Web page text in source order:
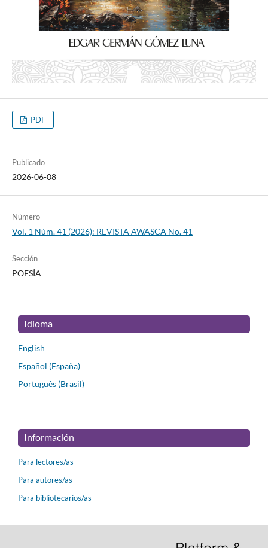
PDF
Publicado
2026-06-08
Número
Vol. 1 Núm. 41 (2026): REVISTA AWASCA No. 41
Sección
POESÍA
Idioma
English
Español (España)
Português (Brasil)
Información
Para lectores/as
Para autores/as
Para bibliotecarios/as